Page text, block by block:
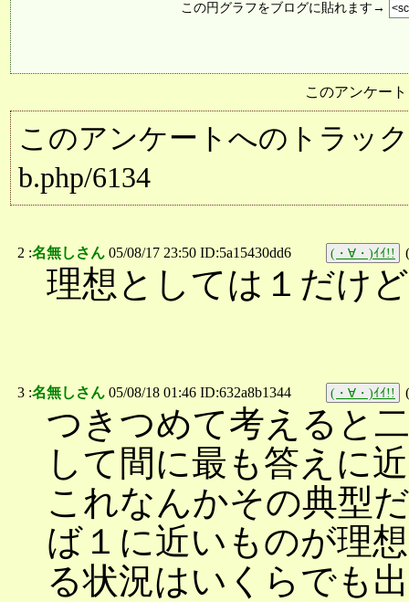
この円グラフをブログに貼れます→
このアンケー
このアンケートへのトラッ
b.php/6134
2 :名無しさん 05/08/17 23:50 ID:5a15430dd6 (・∀・)ｲｲ!! (
理想としては１だけ
3 :名無しさん 05/08/18 01:46 ID:632a8b1344 (・∀・)ｲｲ!! (
つきつめて考えると
して間に最も答えに
これなんかその典型
ば１に近いものが理
る状況はいくらでも